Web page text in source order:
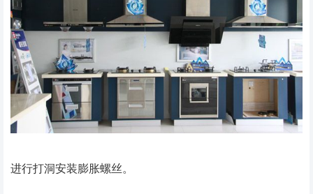
进行打洞安装膨胀螺丝。